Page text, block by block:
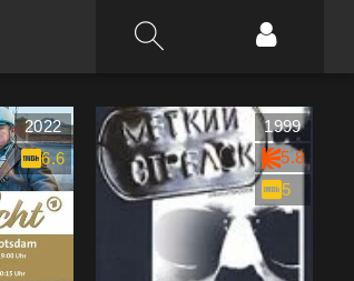
2022
6.6
1999
5.8
5